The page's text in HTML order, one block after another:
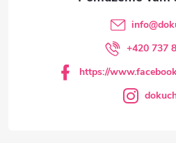
info@
+420 737
https://